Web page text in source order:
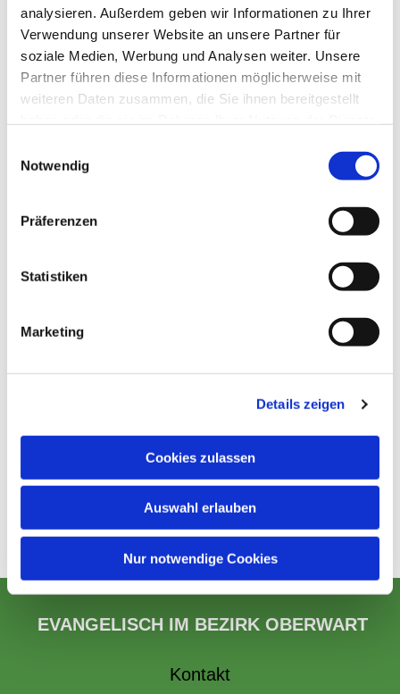
analysieren. Außerdem geben wir Informationen zu Ihrer
Verwendung unserer Website an unsere Partner für
soziale Medien, Werbung und Analysen weiter. Unsere
Partner führen diese Informationen möglicherweise mit
weiteren Daten zusammen, die Sie ihnen bereitgestellt
Notwendig
Präferenzen
Statistiken
Marketing
Details zeigen
Cookies zulassen
Auswahl erlauben
Nur notwendige Cookies
Sonntag, 27. Juni 2027, 10:45 Uhr
Turmschule Loipersdorf,
Turmschulweg 14, 7410 Loipersdorf
EVANGELISCH IM BEZIRK OBERWART
Kontakt